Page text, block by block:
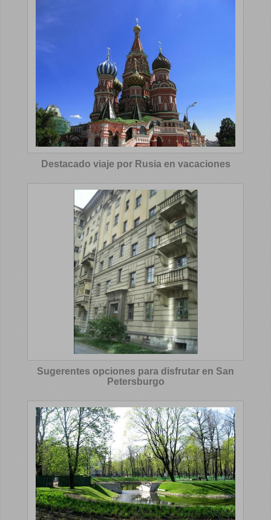
Destacado viaje por Rusia en vacaciones
Sugerentes opciones para disfrutar en San
Petersburgo